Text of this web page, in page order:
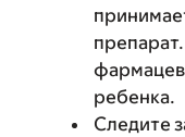
ребенка.
Следите